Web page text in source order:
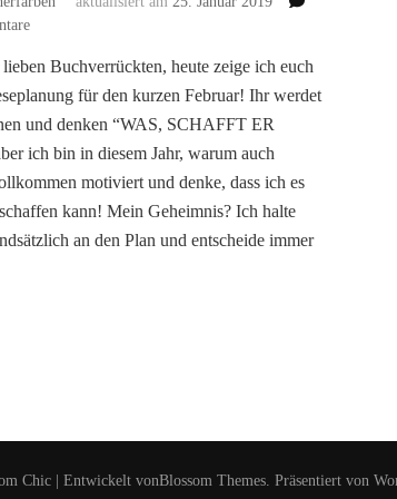
zu
–
Februar
2019
Ein
kurzer
Monat
steht
Buchverrückten, heute zeige ich euch
für den kurzen Februar! Ihr werdet
und denken “WAS, SCHAFFT ER
ich bin in diesem Jahr, warum auch
motiviert und denke, dass ich es
kann! Mein Geheimnis? Ich halte
an den Plan und entscheide immer
Chic | Entwickelt vonBlossom Themes. Präsentiert von